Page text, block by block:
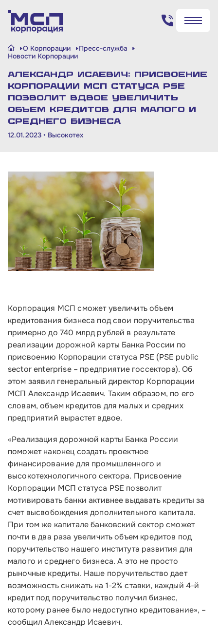
Найти
Поиск по сайту
✖
Найти
О Корпорации
Пресс-служба
Новости Корпорации
Александр Исаевич: Присвоение
Корпорации МСП статуса PSE
позволит вдвое увеличить
объем кредитов для малого и
среднего бизнеса
12.01.2023 • Высокотех
Корпорация МСП сможет увеличить объем
кредитования бизнеса под свои поручительства
примерно до 740 млрд рублей в результате
реализации дорожной карты Банка России по
присвоению Корпорации статуса PSE (PSE public
sector enterprise – предприятие госсектора). Об
этом заявил генеральный директор Корпорации
МСП Александр Исаевич. Таким образом, по его
словам, объем кредитов для малых и средних
предприятий вырастет вдвое.
«Реализация дорожной карты Банка России
поможет наконец создать проектное
финансирование для промышленного и
высокотехнологичного сектора. Присвоение
Корпорации МСП статуса PSE позволит
мотивировать банки активнее выдавать кредиты за
счет высвобождения дополнительного капитала.
При том же капитале банковский сектор сможет
почти в два раза увеличить объем кредитов под
поручительство нашего института развития для
малого и среднего бизнеса. А это не просто
рыночные кредиты. Наше поручительство дает
возможность снижать на 1-2% ставки, каждый 4-й
кредит под поручительство получил бизнес,
которому ранее было недоступно кредитование», –
сообщил Александр Исаевич.